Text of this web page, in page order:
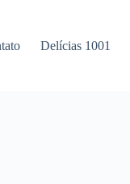
Delícias 1001